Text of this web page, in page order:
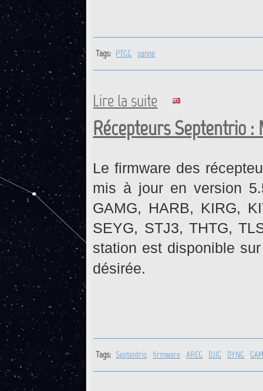
Tags: PTGG panne
Lire la suite de PTGG : Retour
Récepteurs Septentrio
Le firmware des
mis à jour en version
GAMG, HARB, KIRG,
SEYG, STJ3, THTG,
station est disponible
désirée.
Tags: Septentrio firmware AREG DJIG DYNG